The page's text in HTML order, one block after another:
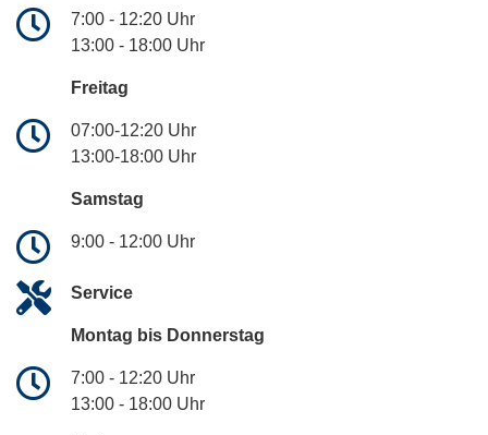
7:00 - 12:20 Uhr
13:00 - 18:00 Uhr
Freitag
07:00-12:20 Uhr
13:00-18:00 Uhr
Samstag
9:00 - 12:00 Uhr
Service
Montag bis Donnerstag
7:00 - 12:20 Uhr
13:00 - 18:00 Uhr